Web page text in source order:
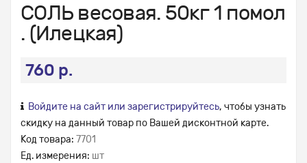
СОЛЬ весовая. 50кг 1 помол
. (Илецкая)
760 р.
Войдите на сайт или зарегистрируйтесь, чтобы узнать
скидку на данный товар по Вашей дисконтной карте.
Код товара: 7701
Ед. измерения: шт